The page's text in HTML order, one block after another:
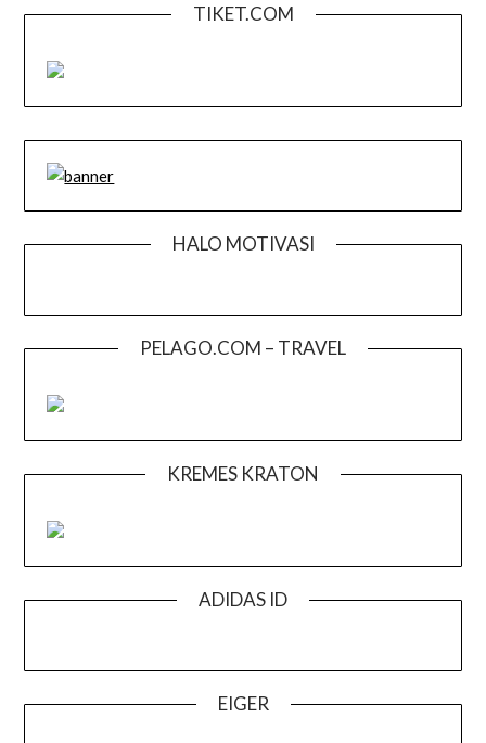
TIKET.COM
HALO MOTIVASI
PELAGO.COM – TRAVEL
KREMES KRATON
ADIDAS ID
EIGER